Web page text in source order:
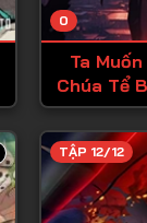
Tập 15
Tập 17
Tập 18
Tập 19
0
Ta
Chúa Tể
TẬP 12/12